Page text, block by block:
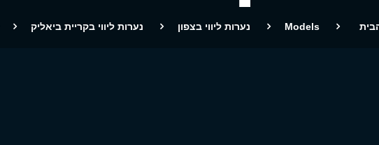
Models נערות ליווי בצפון נערות ליווי בקריית ביאליק